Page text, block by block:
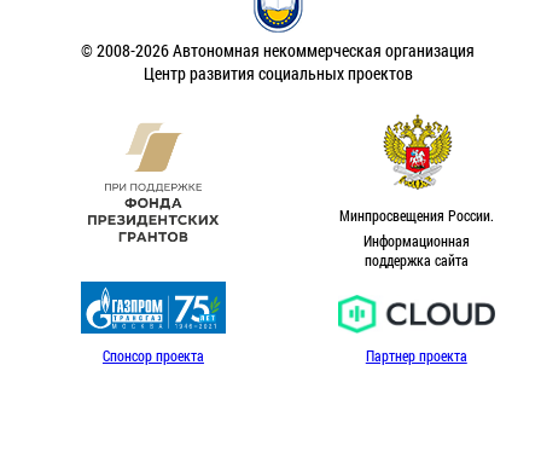
© 2008-2026 Автономная некоммерческая организация
Центр развития социальных проектов
Минпросвещения России.
Информационная
поддержка сайта
Спонсор проекта Партнер проекта